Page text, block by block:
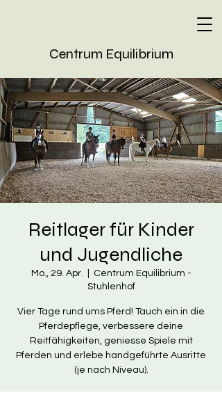
Centrum Equilibrium
Reitlager für Kinder
und Jugendliche
Mo., 29. Apr.
Centrum Equilibrium -
Stuhlenhof
Vier Tage rund ums Pferd! Tauch ein in die
Pferdepflege, verbessere deine
Reitfähigkeiten, geniesse Spiele mit
Pferden und erlebe handgeführte Ausritte
(je nach Niveau).